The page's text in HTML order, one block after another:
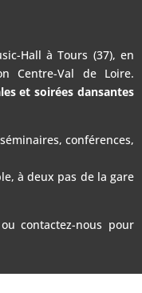
Hall à Tours (37), en
Centre-Val de Loire.
et soirées dansantes
conférences,
à deux pas de la gare
contactez-nous pour